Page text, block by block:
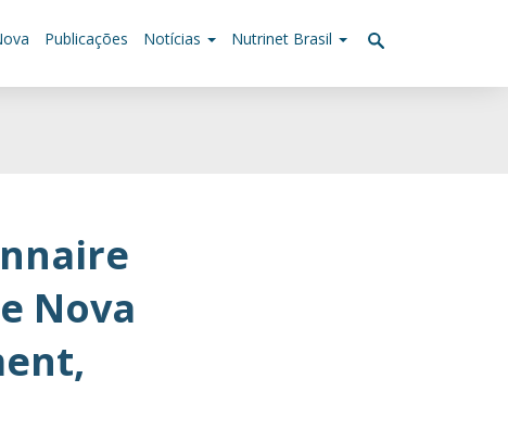
Publicações Notícias Nutrinet Brasil
Nova